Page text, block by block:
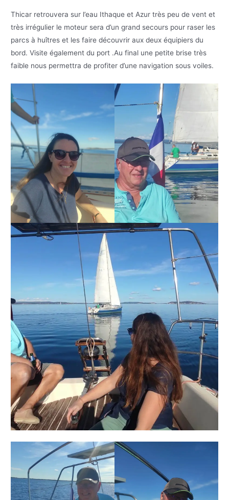
Thicar retrouvera sur l’eau Ithaque et Azur très peu de vent et
très irrégulier le moteur sera d’un grand secours pour raser les
parcs à huîtres et les faire découvrir aux deux équipiers du
bord. Visite également du port .Au final une petite brise très
faible nous permettra de profiter d’une navigation sous voiles.